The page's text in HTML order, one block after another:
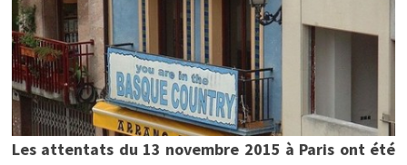
Les attentats du 13 novembre 2015 à Paris ont été